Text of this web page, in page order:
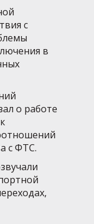
с
в
о работе
с ФТС.